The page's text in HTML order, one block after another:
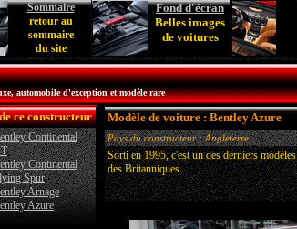
Sommaire
retour au
sommaire
du site
Fond d'écran
Belles images
de voitures
automobile d'exception et modèle rare
ce constructeur
Continental
Continental
Spur
Arnage
Azure
Modèle de voiture : Bentley Azure
Pays du constructeur : Angleterre
Sorti en 1995, c'est un des derniers
des Britanniques.